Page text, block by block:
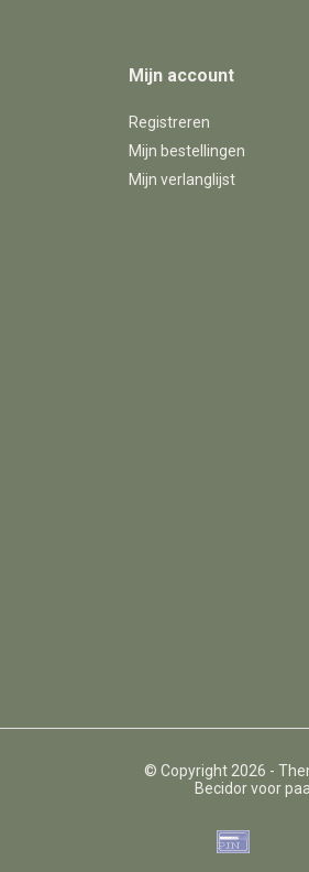
Mijn account
Registreren
Mijn bestellingen
Mijn verlanglijst
© Copyright 2026 -
Becidor voor